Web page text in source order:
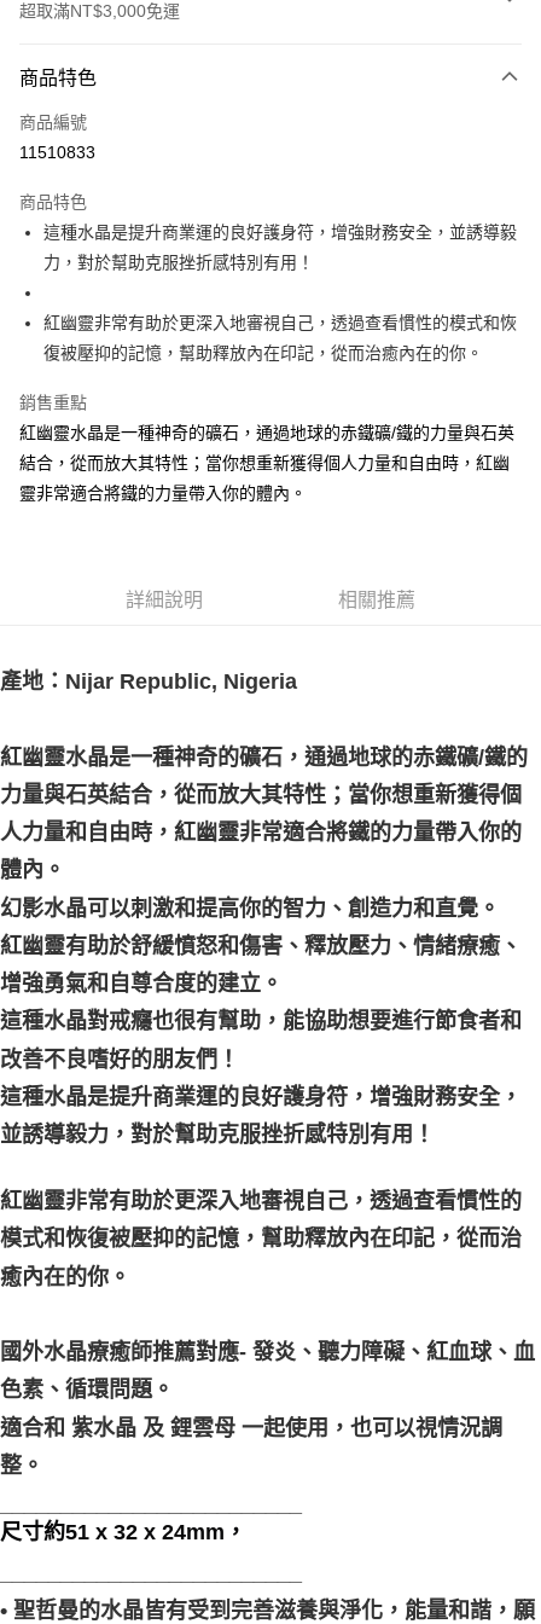
超取滿NT$3,000免運
信用卡一次付款
超商取貨付款
Apple Pay
街口支付
悠遊付
ATM付款
全家取貨付款
每筆NT$80，滿NT$3,000(含以上)免運費
賣家宅配幫您送（台灣）
郵局幫你送（離島）
付款後門市自取
免運費
商品特色
商品編號
11510833
商品特色
這種水晶是提升商業運的良好護身符，增強財務安全，並誘導毅
力，對於幫助克服挫折感特別有用！
紅幽靈非常有助於更深入地審視自己，透過查看慣性的模式和恢
復被壓抑的記憶，幫助釋放內在印記，從而治癒內在的你。
銷售重點
紅幽靈水晶是一種神奇的礦石，通過地球的赤鐵礦/鐵的力量與石英
結合，從而放大其特性；當你想重新獲得個人力量和自由時，紅幽
靈非常適合將鐵的力量帶入你的體內。
詳細說明 相關推薦
產地：Nijar Republic, Nigeria
紅幽靈水晶是一種神奇的礦石，通過地球的赤鐵礦/鐵的
力量與石英結合，從而放大其特性；當你想重新獲得個
人力量和自由時，紅幽靈非常適合將鐵的力量帶入你的
體內。
幻影水晶可以刺激和提高你的智力、創造力和直覺。
紅幽靈有助於舒緩憤怒和傷害、釋放壓力、情緒療癒、
增強勇氣和自尊合度的建立。
這種水晶對戒癮也很有幫助，能協助想要進行節食者和
改善不良嗜好的朋友們！
這種水晶是提升商業運的良好護身符，增強財務安全，
並誘導毅力，對於幫助克服挫折感特別有用！
紅幽靈非常有助於更深入地審視自己，透過查看慣性的
模式和恢復被壓抑的記憶，幫助釋放內在印記，從而治
癒內在的你。
國外水晶療癒師推薦對應- 發炎、聽力障礙、紅血球、血
色素、循環問題。
適合和 紫水晶 及 鋰雲母 一起使用，也可以視情況調
整。
尺寸約51 x 32 x 24mm，
• 聖哲曼的水晶皆有受到完善滋養與淨化，能量和諧，願